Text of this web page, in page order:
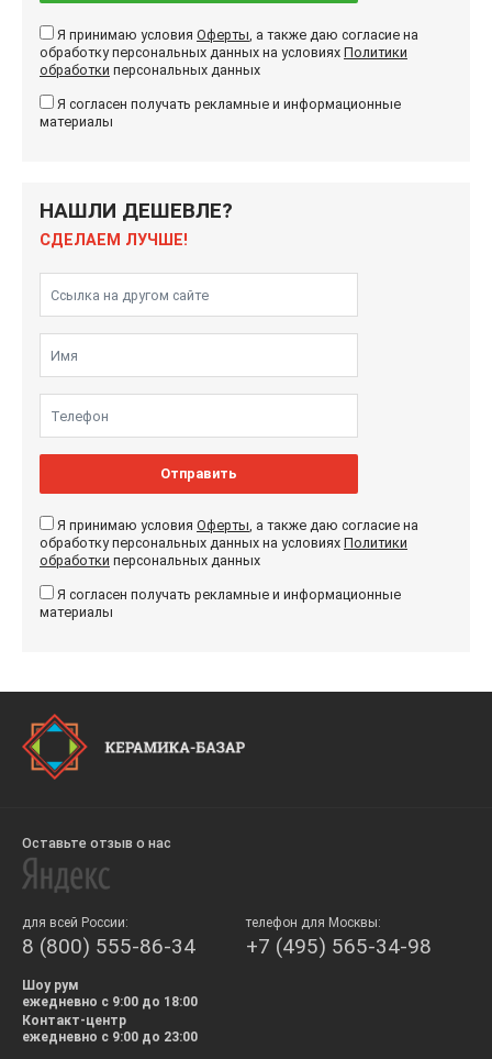
Я принимаю условия Оферты, а также даю согласие на
обработку персональных данных на условиях Политики
обработки персональных данных
Я согласен получать рекламные и информационные
материалы
НАШЛИ ДЕШЕВЛЕ?
СДЕЛАЕМ ЛУЧШЕ!
Отправить
Я принимаю условия Оферты, а также даю согласие на
обработку персональных данных на условиях Политики
обработки персональных данных
Я согласен получать рекламные и информационные
материалы
Оставьте отзыв о нас
для всей России:
8 (800) 555-86-34
телефон для Москвы:
+7 (495) 565-34-98
Шоу рум
ежедневно с 9:00 до 18:00
Контакт-центр
ежедневно с 9:00 до 23:00